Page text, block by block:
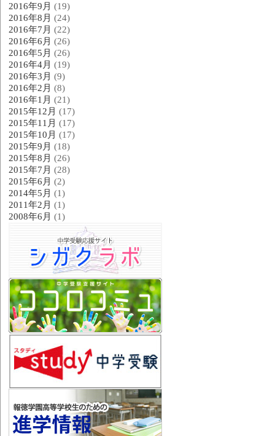
2016年9月 (19)
2016年8月 (24)
2016年7月 (22)
2016年6月 (26)
2016年5月 (26)
2016年4月 (19)
2016年3月 (9)
2016年2月 (8)
2016年1月 (21)
2015年12月 (17)
2015年11月 (17)
2015年10月 (17)
2015年9月 (18)
2015年8月 (26)
2015年7月 (28)
2015年6月 (2)
2014年5月 (1)
2011年2月 (1)
2008年6月 (1)